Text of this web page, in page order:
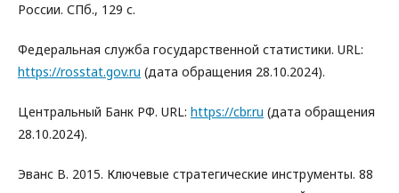
России. СПб., 129 с.
Федеральная служба государственной статистики. URL:
https://rosstat.gov.ru (дата обращения 28.10.2024).
Центральный Банк РФ. URL: https://cbr.ru (дата обращения
28.10.2024).
Эванс В. 2015. Ключевые стратегические инструменты. 88